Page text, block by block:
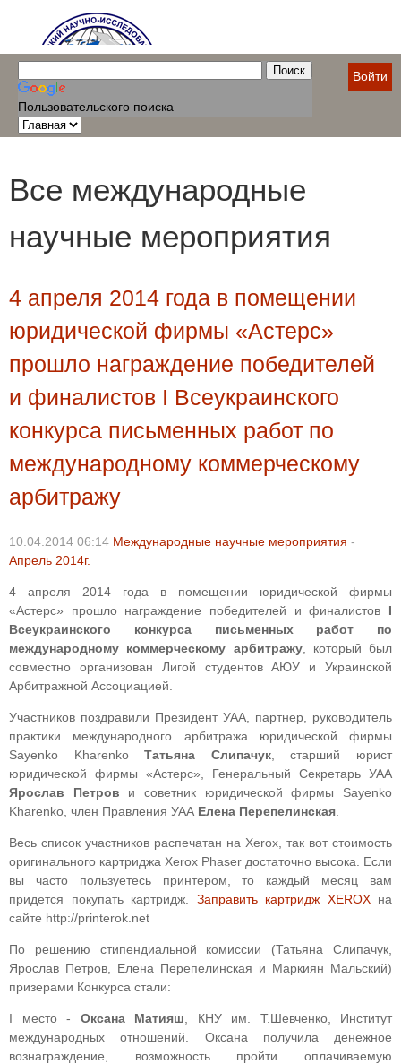
Пользовательского поиска
Войти
Все международные
научные мероприятия
4 апреля 2014 года в помещении
юридической фирмы «Астерс»
прошло награждение победителей
и финалистов І Всеукраинского
конкурса письменных работ по
международному коммерческому
арбитражу
10.04.2014 06:14 Международные научные мероприятия -
Апрель 2014г.
4 апреля 2014 года в помещении юридической фирмы
«Астерс» прошло награждение победителей и финалистов І
Всеукраинского конкурса письменных работ по
международному коммерческому арбитражу, который был
совместно организован Лигой студентов АЮУ и Украинской
Арбитражной Ассоциацией.
Участников поздравили Президент УАА, партнер, руководитель
практики международного арбитража юридической фирмы
Sayenko KharenkoТатьяна Слипачук, старший юрист
юридической фирмы «Астерс», Генеральный Секретарь УАА
Ярослав Петров и советник
юридической фирмы Sayenko
Kharenko, член Правления УАА Елена Перепелинская
Весь список участников распечатан на Xerox, так вот стоимость
оригинального картриджа Xerox Phaser достаточно высока. Если
вы часто пользуетесь принтером, то каждый месяц вам
придется покупать картридж. Заправить картридж XEROXна
сайте http://printerok.net
По решению стипендиальной комиссии (Татьяна Слипачук,
Ярослав Петров, Елена Перепелинская и Маркиян Мальский)
призерами Конкурса стали:
І место - Оксана Матияш , КНУ им. Т.Шевченко, Институт
международных отношений. Оксана получила денежное
вознаграждение, возможность пройти оплачиваемую